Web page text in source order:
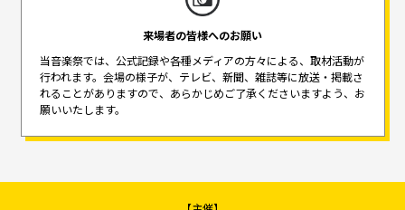
来場者の皆様へのお願い
当音楽祭では、公式記録や各種メディアの方々による、取材活動が
行われます。 会場の様子が、テレビ、新聞、雑誌等に放送・掲載さ
れることがありますので、 あらかじめご了承くださいますよう、お
願いいたします。